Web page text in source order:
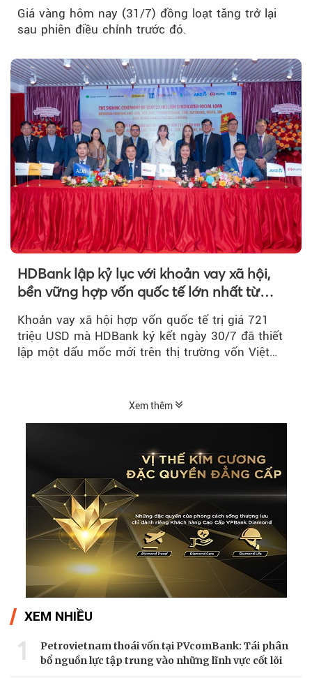
Giá vàng hôm nay (31/7) đồng loạt tăng trở lại
sau phiên điều chỉnh trước đó.
HDBank lập kỷ lục với khoản vay xã hội,
bền vững hợp vốn quốc tế lớn nhất từ
Khoản vay xã hội hợp vốn quốc tế trị giá 721
triệu USD mà HDBank ký kết ngày 30/7 đã thiết
lập một dấu mốc mới trên thị trường vốn Việt
Xem thêm
XEM NHIỀU
1
Petrovietnam thoái vốn tại PVcomBank: Tái phân
bổ nguồn lực tập trung vào những lĩnh vực cốt lõi